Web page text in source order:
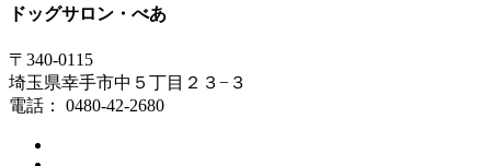
ドッグサロン・べあ
〒340-0115
埼玉県幸手市中５丁目２３−３
電話： 0480-42-2680